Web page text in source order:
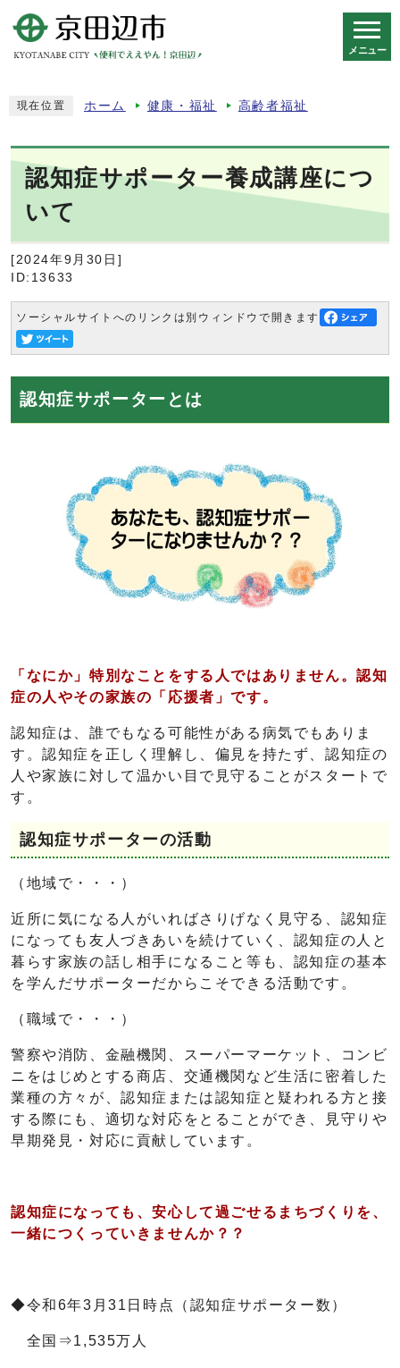
メニュー
現在位置 ホーム 健康・福祉 高齢者福祉
認知症サポーター養成講座につ
いて
[2024年9月30日]
ID:13633
ソーシャルサイトへのリンクは別ウィンドウで開きます
認知症サポーターとは
「なにか」特別なことをする人ではありません。認知
症の人やその家族の「応援者」です。
認知症は、誰でもなる可能性がある病気でもありま
す。認知症を正しく理解し、偏見を持たず、認知症の
人や家族に対して温かい目で見守ることがスタートで
す。
認知症サポーターの活動
（地域で・・・）
近所に気になる人がいればさりげなく見守る、認知症
になっても友人づきあいを続けていく、認知症の人と
暮らす家族の話し相手になること等も、認知症の基本
を学んだサポーターだからこそできる活動です。
（職域で・・・）
警察や消防、金融機関、スーパーマーケット、コンビ
ニをはじめとする商店、交通機関など生活に密着した
業種の方々が、認知症または認知症と疑われる方と接
する際にも、適切な対応をとることができ、見守りや
早期発見・対応に貢献しています。
認知症になっても、安心して過ごせるまちづくりを、
一緒につくっていきませんか？？
◆令和6年3月31日時点（認知症サポーター数）
全国⇒1,535万人